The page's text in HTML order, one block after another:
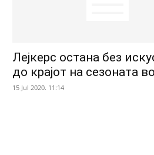
Лејкерс остана без
до крајот на сезоната
15 Jul 2020. 11:14